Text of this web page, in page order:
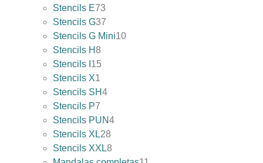
Stencils E73
Stencils G37
Stencils G Mini10
Stencils H8
Stencils I 15
Stencils X1
Stencils SH4
Stencils P7
Stencils PUN4
Stencils XL28
Stencils XXL8